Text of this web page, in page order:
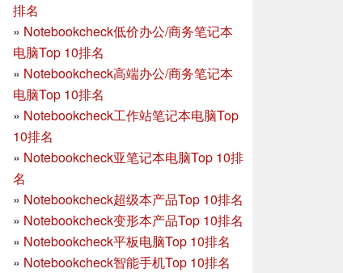
排名
» Notebookcheck低价办公/商务笔记本
电脑Top 10排名
» Notebookcheck高端办公/商务笔记本
电脑Top 10排名
» Notebookcheck工作站笔记本电脑Top
10排名
» Notebookcheck亚笔记本电脑Top 10排
名
» Notebookcheck超级本产品Top 10排名
» Notebookcheck变形本产品Top 10排名
» Notebookcheck平板电脑Top 10排名
» Notebookcheck智能手机Top 10排名